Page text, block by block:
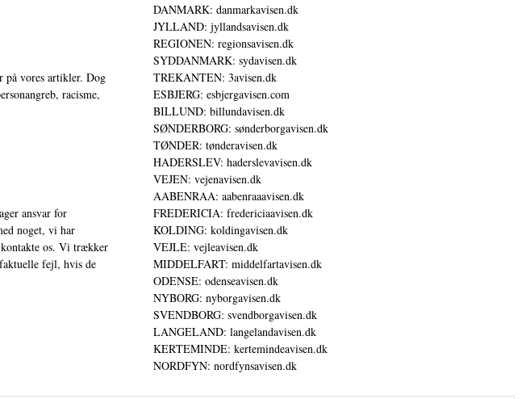
på vores artikler. Dog
racisme,
ansvar for
noget, vi har
os. Vi trækker
fejl, hvis de
DANMARK: danmarkavisen.dk
JYLLAND: jyllandsavisen.dk
REGIONEN: regionsavisen.dk
SYDDANMARK: sydavisen.dk
TREKANTEN: 3avisen.dk
ESBJERG: esbjergavisen.com
BILLUND: billundavisen.dk
SØNDERBORG: sønderborgavisen.dk
TØNDER: tønderavisen.dk
HADERSLEV: haderslevavisen.dk
VEJEN: vejenavisen.dk
AABENRAA: aabenraaavisen.dk
FREDERICIA: fredericiaavisen.dk
KOLDING: koldingavisen.dk
VEJLE: vejleavisen.dk
MIDDELFART: middelfartavisen.dk
ODENSE: odenseavisen.dk
NYBORG: nyborgavisen.dk
SVENDBORG: svendborgavisen.dk
LANGELAND: langelandavisen.dk
KERTEMINDE: kertemindeavisen.dk
NORDFYN: nordfynsavisen.dk